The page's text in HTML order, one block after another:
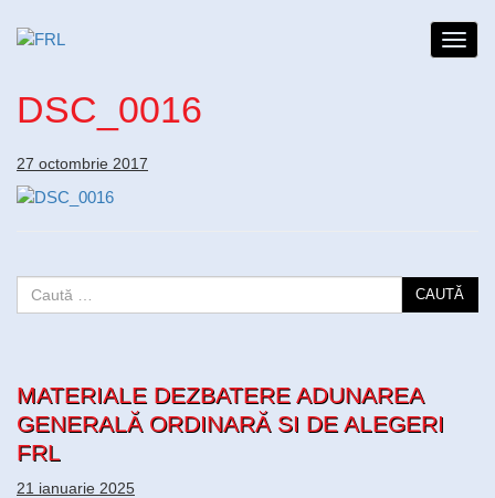
DSC_0016
27 octombrie 2017
CAUTĂ
MATERIALE DEZBATERE ADUNAREA
GENERALĂ ORDINARĂ SI DE ALEGERI
FRL
21 ianuarie 2025